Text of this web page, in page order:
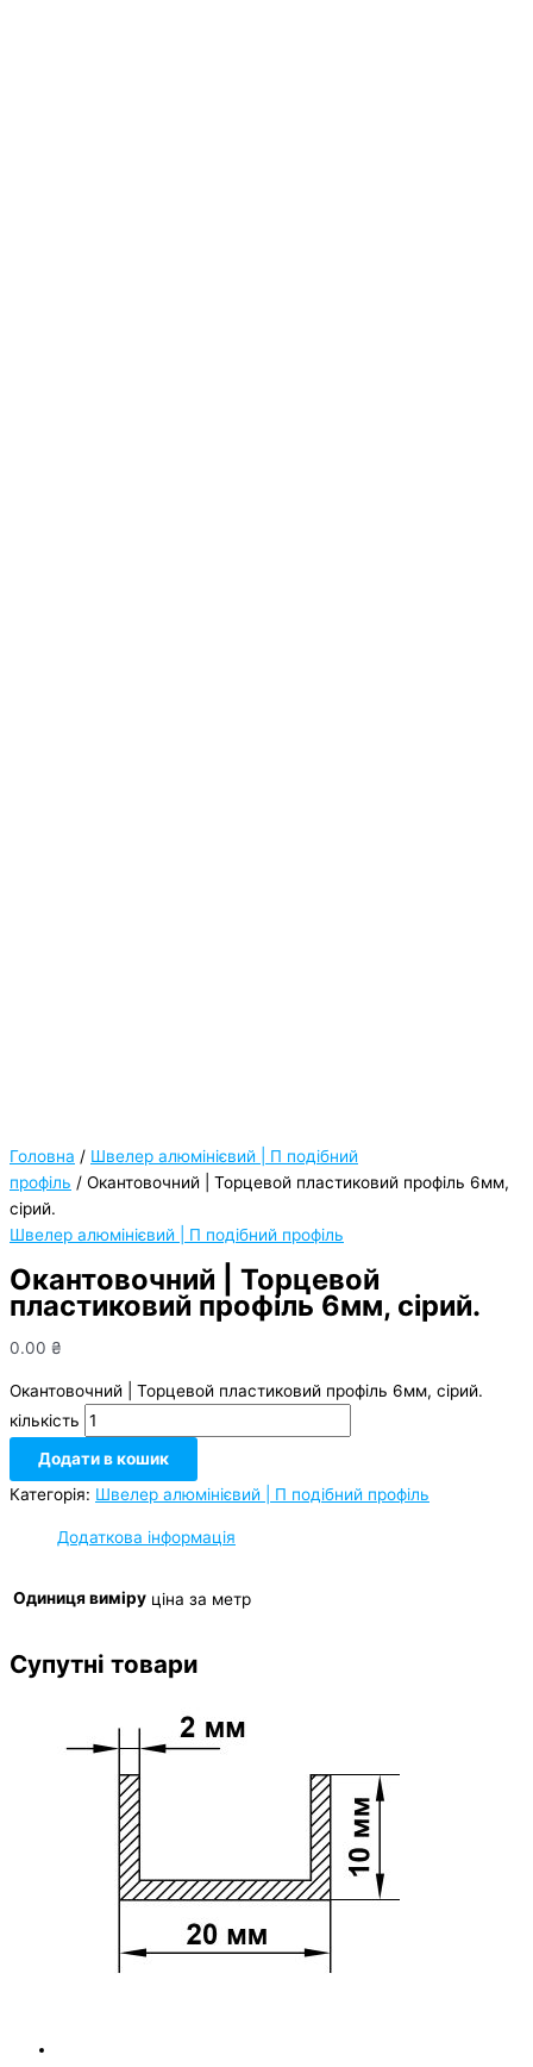
Головна / Швелер алюмінієвий | П подібний
профіль / Окантовочний | Торцевой пластиковий профіль 6мм,
сірий.
Швелер алюмінієвий | П подібний профіль
Окантовочний | Торцевой
пластиковий профіль 6мм, сірий.
0.00 ₴
Окантовочний | Торцевой пластиковий профіль 6мм, сірий.
кількість
Додати в кошик
Категорія: Швелер алюмінієвий | П подібний профіль
Додаткова інформація
Одиниця виміру ціна за метр
Супутні товари